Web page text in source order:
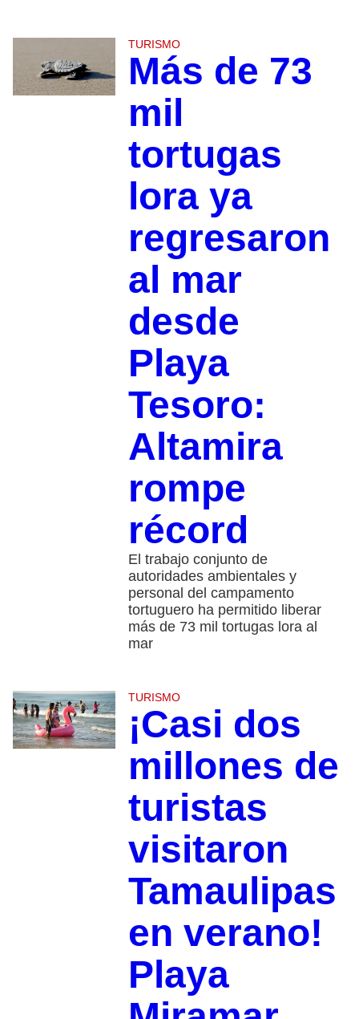
TURISMO
Más de 73
mil
tortugas
lora ya
regresaron
al mar
desde
Playa
Tesoro:
Altamira
rompe
récord
El trabajo conjunto de
autoridades ambientales y
personal del campamento
tortuguero ha permitido liberar
más de 73 mil tortugas lora al
mar
TURISMO
¡Casi dos
millones de
turistas
visitaron
Tamaulipas
en verano!
Playa